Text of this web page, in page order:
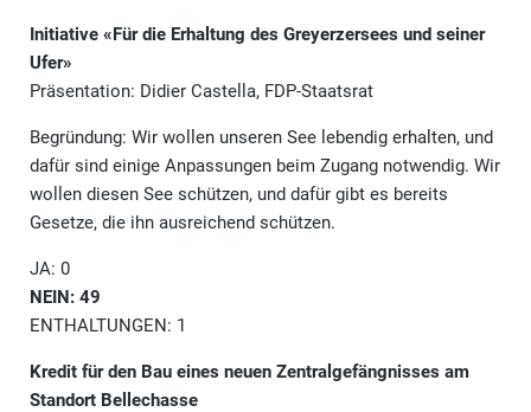
Initiative «Für die Erhaltung des Greyerzersees und seiner
Ufer»
Präsentation: Didier Castella, FDP-Staatsrat
Begründung: Wir wollen unseren See lebendig erhalten, und
dafür sind einige Anpassungen beim Zugang notwendig. Wir
wollen diesen See schützen, und dafür gibt es bereits
Gesetze, die ihn ausreichend schützen.
JA: 0
NEIN: 49
ENTHALTUNGEN: 1
Kredit für den Bau eines neuen Zentralgefängnisses am
Standort Bellechasse